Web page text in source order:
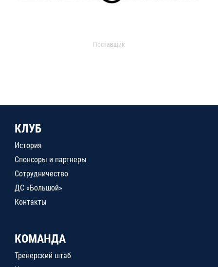
Поставщик
КЛУБ
История
Спонсоры и партнеры
Сотрудничество
ДС «Большой»
Контакты
КОМАНДА
Тренерский штаб